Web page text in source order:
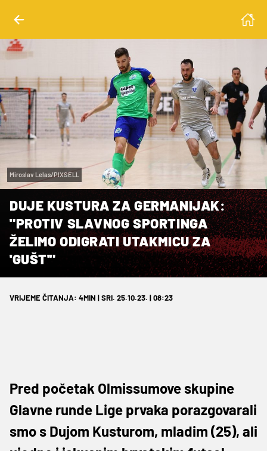
Miroslav Lelas/PIXSELL
DUJE KUSTURA ZA GERMANIJAK:
"PROTIV SLAVNOG SPORTINGA
ŽELIMO ODIGRATI UTAKMICU ZA
'GUŠT'"
VRIJEME ČITANJA: 4MIN | SRI. 25.10.23. | 08:23
Pred početak Olmissumove skupine
Glavne runde Lige prvaka porazgovarali
smo s Dujom Kusturom, mladim (25), ali